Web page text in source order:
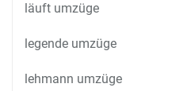
läuft umzüge
legende umzüge
lehmann umzüge